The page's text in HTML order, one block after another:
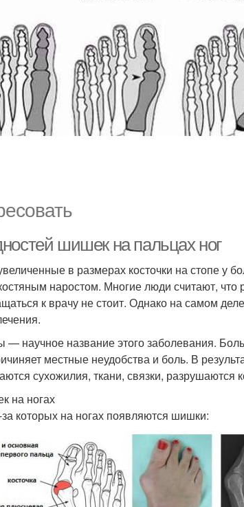
шишек на пальцах ног
в размерах косточки на стопе у
наростом. Многие люди считают, что
к врачу не стоит. Однако на самом
научное название этого заболевания.
местные неудобства и боль. В
сухожилия, ткани, связки, разрушаются
на ногах
которых на ногах появляются шишки: